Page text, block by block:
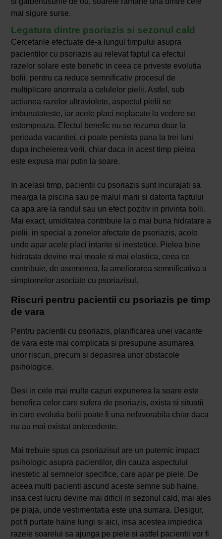
mai sigure surse.
Legatura dintre psoriazis si sezonul cald
Cercetarile efectuate de-a lungul timpului asupra
pacientilor cu psoriazis au relevat faptul ca efectul
razelor solare este benefic in ceea ce priveste evolutia
bolii, pentru ca reduce semnificativ procesul de
multiplicare anormala a celulelor pielii. Astfel, sub
actiunea razelor ultraviolete, aspectul pielii se
imbunatateste, iar acele placi neplacute la vedere se
estompeaza. Efectul benefic nu se rezuma doar la
perioada vacantiei, ci poate persista pana la trei luni
dupa incheierea verii, chiar daca in acest timp pielea
este expusa mai putin la soare.
In acelasi timp, pacientii cu psoriazis sunt incurajati sa
mearga la piscina sau pe malul marii si datorita faptului
ca apa are la randul sau un efect pozitiv in privinta bolii.
Mai exact, umiditatea contribuie la o mai buna hidratare a
pielii, in special a zonelor afectate de psoriazis, acolo
unde apar acele placi intarite si inestetice. Pielea bine
hidratata devine mai moale si mai elastica, ceea ce
contribuie, de asemenea, la ameliorarea semnificativa a
simptomelor asociate cu psoriazisul.
Riscuri pentru pacientii cu psoriazis pe timp
de vara
Pentru pacientii cu psoriazis, planificarea unei vacante
de vara este mai complicata si presupune asumarea
unor riscuri, precum si depasirea unor obstacole
psihologice.
Desi in cele mai multe cazuri expunerea la soare este
benefica celor care sufera de psoriazis, exista si situatii
in care evolutia bolii poate fi una nefavorabila chiar daca
nu au mai existat antecedente.
Mai trebuie spus ca psoriazisul are un puternic impact
psihologic asupra pacientilor, din cauza aspectului
inestetic al semnelor specifice, care apar pe piele. De
aceea multi pacienti ascund aceste semne sub haine,
insa cest lucru devine mai dificil in sezonul cald, mai ales
pe plaja, unde vestimentatia este una sumara. Desigur,
pot fi purtate haine lungi si aici, insa acestea impiedica
razele soarelui sa ajunga pe piele si astfel pacientii vor fi